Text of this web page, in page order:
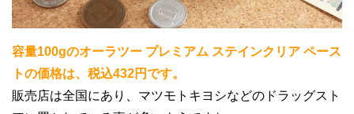
容量100gのオーラツー プレミアム ステインクリア ペース
トの価格は、税込432円です。
販売店は全国にあり、マツモトキヨシなどのドラッグスト